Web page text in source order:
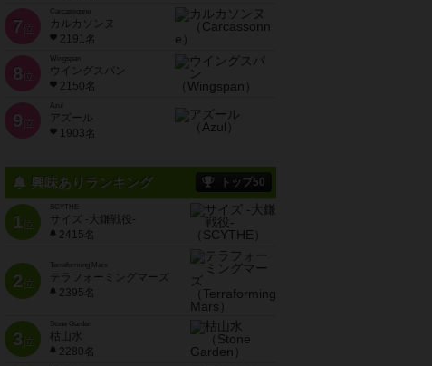
7 位
Carcassonne
カルカソンヌ
2191名
8 位
Wingspan
ウイングスパン
2150名
9 位
Azul
アズール
1903名
興味ありランキング トップ50
1位
SCYTHE
サイズ -大鎌戦役-
2415名
2位
Terraforming Mars
テラフォーミングマーズ
2395名
3位
Stone Garden
枯山水
2280名